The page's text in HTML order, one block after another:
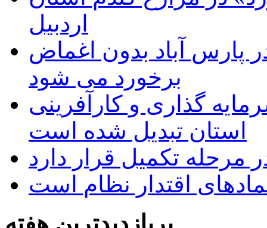
اردبیل
پارس آباد بدون اغماض
برخورد می شود
گذاری و کارآفرینی
استان تبدیل شده است
مرحله تکمیل قرار دارد
اقتدار نظام است